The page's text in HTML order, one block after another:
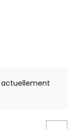
actuellement